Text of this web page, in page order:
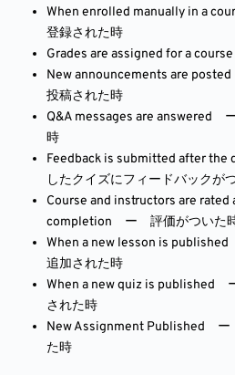
When enrolled manually in a
登録された時
Grades are assigned for a
New announcements are
投稿された時
Q&A messages are answered
時
Feedback is submitted after
したクイズにフィードバックが
Course and instructors are rated
completion ー 評価がついた
When a new lesson is
追加された時
When a new quiz is published
された時
New Assignment Published
た時